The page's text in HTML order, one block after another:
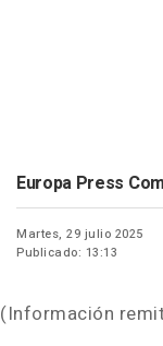
Europa Press
Martes, 29 julio 2025
Publicado: 13:13
(Información